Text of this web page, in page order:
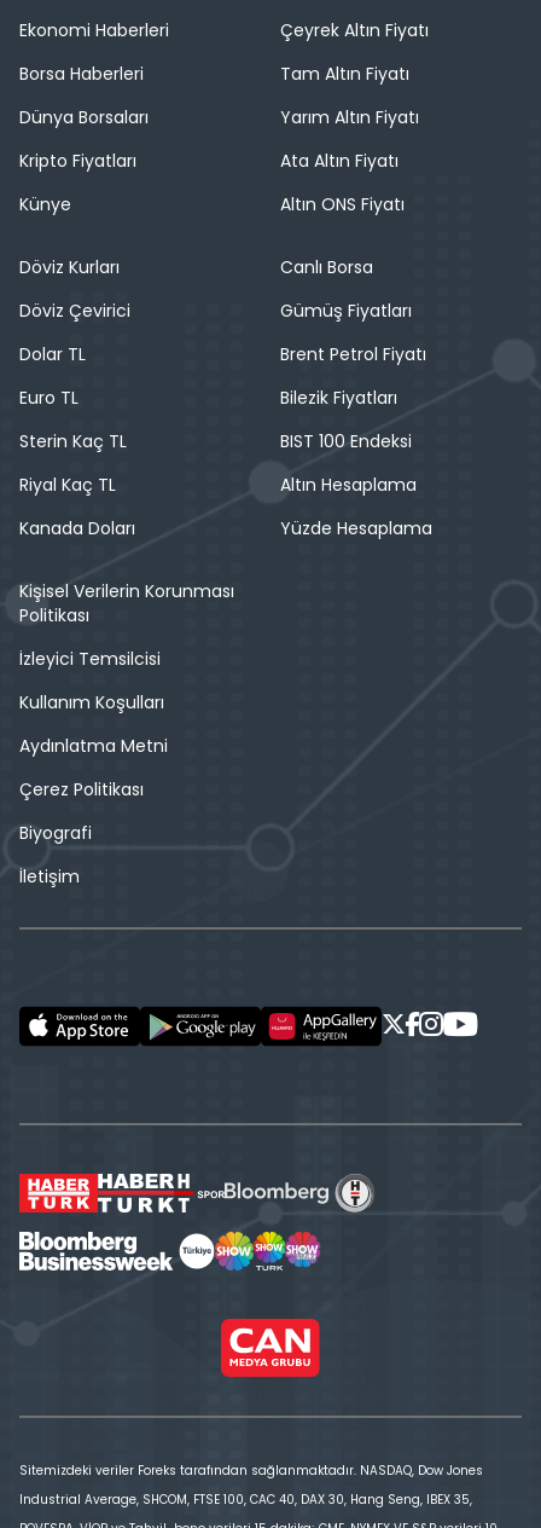
Ekonomi Haberleri
Borsa Haberleri
Dünya Borsaları
Kripto Fiyatları
Künye
Çeyrek Altın Fiyatı
Tam Altın Fiyatı
Yarım Altın Fiyatı
Ata Altın Fiyatı
Altın ONS Fiyatı
Döviz Kurları
Döviz Çevirici
Dolar TL
Euro TL
Sterin Kaç TL
Riyal Kaç TL
Kanada Doları
Canlı Borsa
Gümüş Fiyatları
Brent Petrol Fiyatı
Bilezik Fiyatları
BIST 100 Endeksi
Altın Hesaplama
Yüzde Hesaplama
Kişisel Verilerin Korunması
Politikası
İzleyici Temsilcisi
Kullanım Koşulları
Aydınlatma Metni
Çerez Politikası
Biyografi
İletişim
Sitemizdeki veriler Foreks tarafından sağlanmaktadır. NASDAQ, Dow Jones
Industrial Average, SHCOM, FTSE 100, CAC 40, DAX 30, Hang Seng, IBEX 35,